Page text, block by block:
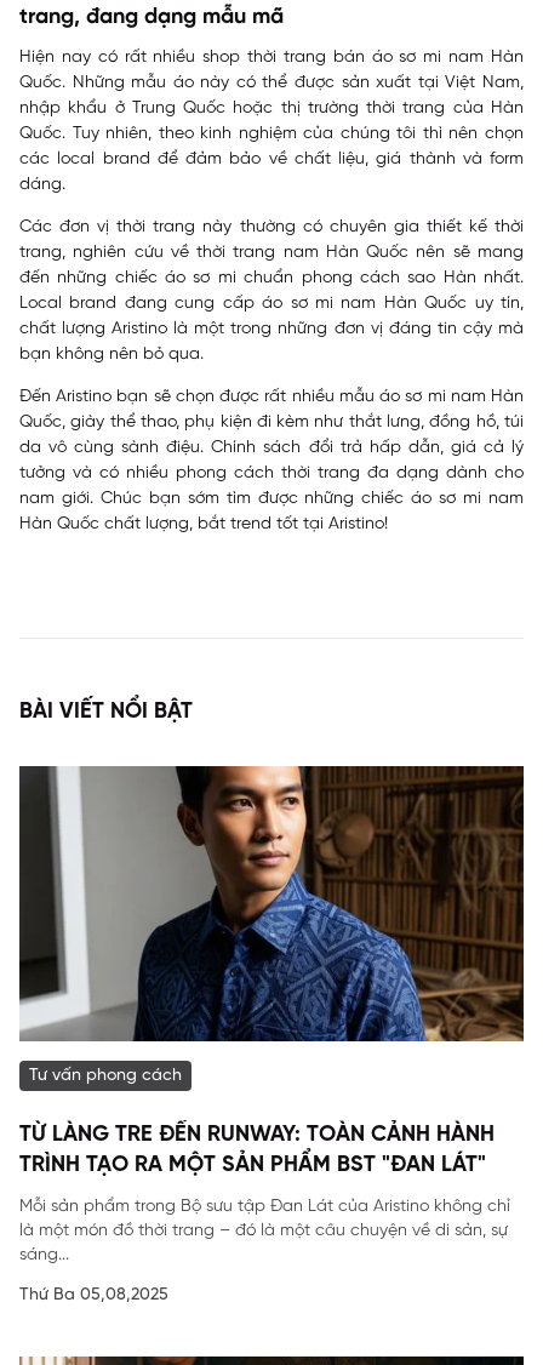
trang, đang dạng mẫu mã
Hiện nay có rất nhiềushop thời trang bán áo sơ mi nam Hàn
Quốc. Những mẫu áo này có thể được sản xuất tại Việt Nam,
nhập khẩu ở Trung Quốc hoặc thị trường thời trang của Hàn
Quốc. Tuy nhiên, theo kinh nghiệm của chúng tôi thì nên chọn
các local brand để đảm bảo về chất liệu, giá thành và form
dáng.
Các đơn vị thời trang này thường có chuyên gia thiết kế thời
trang, nghiên cứu về thời trang nam Hàn Quốc nên sẽ mang
đến những chiếc áo sơ mi chuẩn phong cách sao Hàn nhất.
Local brand đang cung cấp áo sơ mi nam Hàn Quốc uy tín,
chất lượng Aristino là một trong những đơn vị đáng tin cậy mà
bạn không nên bỏ qua.
Đến Aristino bạn sẽ chọn được rất nhiều mẫu áo sơ mi nam Hàn
Quốc, giày thể thao, phụ kiện đi kèm như thắt lưng, đồng hồ, túi
da vô cùng sành điệu. Chính sách đổi trả hấp dẫn, giá cả lý
tưởng và có nhiều phong cách thời trang đa dạng dành cho
nam giới. Chúc bạn sớm tìm được những chiếc áo sơ mi nam
Hàn Quốc chất lượng, bắt trend tốt tại Aristino!
BÀI VIẾT NỔI BẬT
Tư vấn phong cách
TỪ LÀNG TRE ĐẾN RUNWAY: TOÀN CẢNH HÀNH
TRÌNH TẠO RA MỘT SẢN PHẨM BST "ĐAN LÁT"
Mỗi sản phẩm trong Bộ sưu tập Đan Lát của Aristino không chỉ
là một món đồ thời trang – đó là một câu chuyện về di sản, sự
sáng...
Thứ Ba 05,08,2025